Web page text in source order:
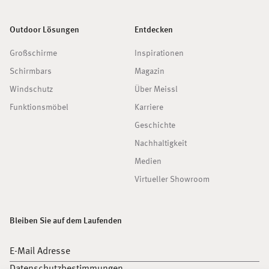
Outdoor Lösungen
Großschirme
Schirmbars
Windschutz
Funktionsmöbel
Entdecken
Inspirationen
Magazin
Über Meissl
Karriere
Geschichte
Nachhaltigkeit
Medien
Virtueller Showroom
Bleiben Sie auf dem Laufenden
E-Mail Adresse